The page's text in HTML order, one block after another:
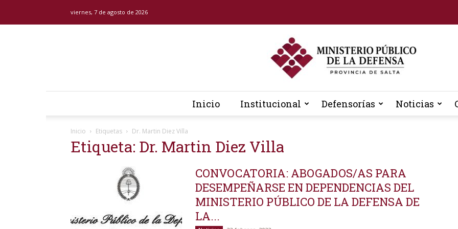
viernes, 7 de agosto de 2026
General
Inicio Institucional Defensorías Noticias
Inicio Etiquetas Dr. Martin Diez Villa
Etiqueta: Dr. Martin Diez Villa
CONVOCATORIA: ABOGADOS/AS PARA
DESEMPEÑARSE EN DEPENDENCIAS DEL
MINISTERIO PÚBLICO DE LA DEFENSA DE
LA...